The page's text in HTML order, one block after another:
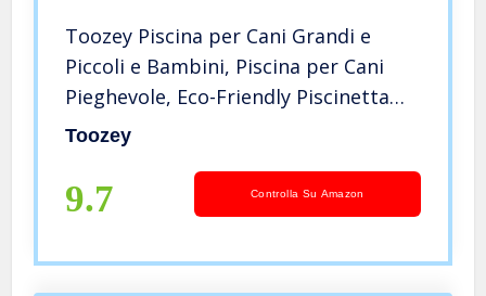
Toozey Piscina per Cani Grandi e
Piccoli e Bambini, Piscina per Cani
Pieghevole, Eco-Friendly Piscinetta
per Cani Bagno per Cani con Valvola
Toozey
9.7 Controlla Su Amazon